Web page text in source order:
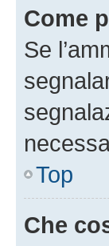
Come
Se
Top
Che